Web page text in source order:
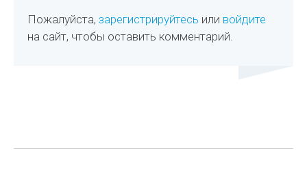
Пожалуйста,зарегистрируйтесь или войдите
на сайт, чтобы оставить комментарий.